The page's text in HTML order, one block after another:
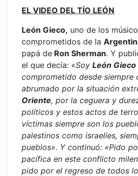
EL VIDEO DEL TÍO LEÓN
León Gieco, uno de los
comprometidos de la
papá de Ron Sherman. Y
el que decía: «SoyLeón Gieco
comprometido desde siempre
abrumado por la situación
Oriente, por la ceguera y
políticos y estos actos de
víctimas siempre son los
palestinos como israelíes,
pueblos». Y continuó: «Pido
pacífica en este conflicto
pido por el regreso de todos